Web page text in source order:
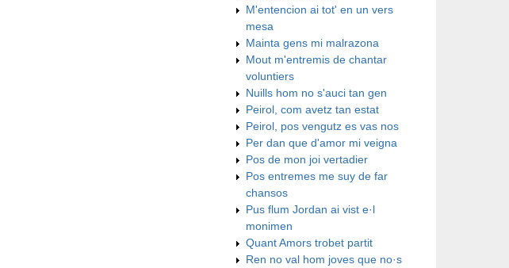
M'entencion ai tot' en un vers
mesa
Mainta gens mi malrazona
Mout m'entremis de chantar
voluntiers
Nuills hom no s'auci tan gen
Peirol, com avetz tan estat
Peirol, pos vengutz es vas nos
Per dan que d'amor mi veigna
Pos de mon joi vertadier
Pos entremes me suy de far
chansos
Pus flum Jordan ai vist e·l
monimen
Quant Amors trobet partit
Ren no val hom joves que no·s